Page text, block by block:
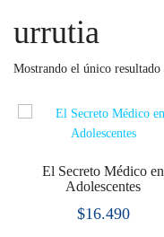
urrutia
Mostrando el único resultado
El Secreto Médico en
Adolescentes
$16.490